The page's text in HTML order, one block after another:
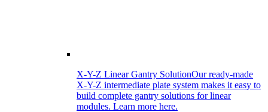
X-Y-Z Linear Gantry SolutionOur ready-made
X-Y-Z intermediate plate system makes it easy to
build complete gantry solutions for linear
modules. Learn more here.